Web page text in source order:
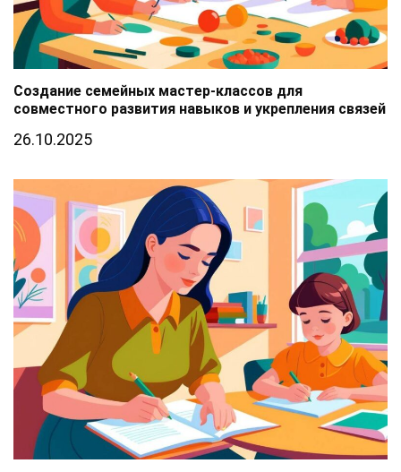
Создание семейных мастер-классов для
совместного развития навыков и укрепления связей
26.10.2025